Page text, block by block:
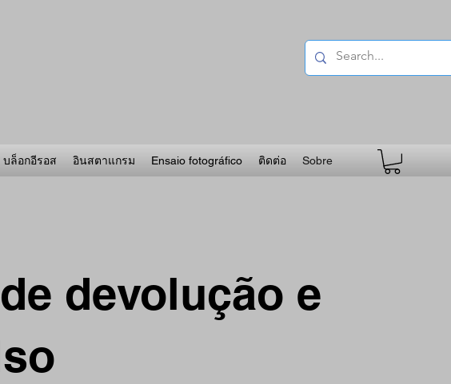
บล็อกอีรอส อินสตาแกรม Ensaio fotográfico ติดต่อ Sobre
devolução e